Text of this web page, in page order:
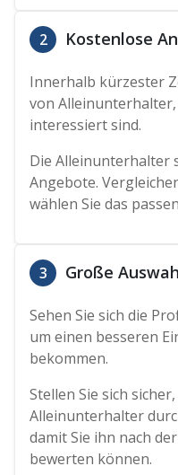
2 Kostenlose
Innerhalb kürzester
von
interessiert sind.
Die Alleinunterhalter
Angebote.
wählen Sie das
3 Große
Sehen Sie sich die
um einen besseren
bekommen.
Stellen Sie sich
Alleinunterhalter
damit Sie ihn nach
bewerten können.